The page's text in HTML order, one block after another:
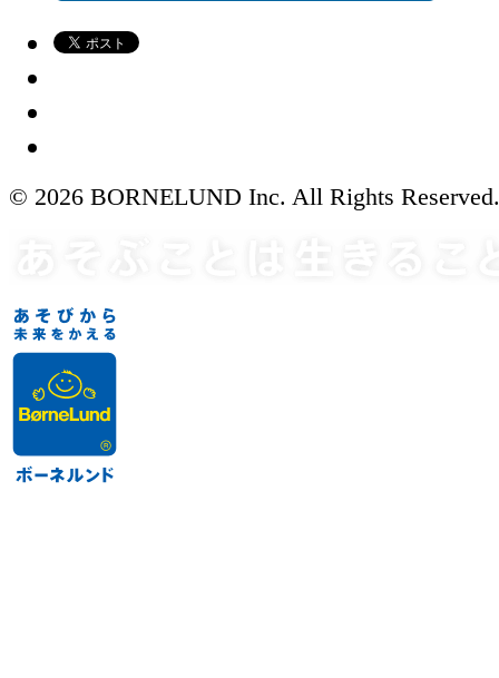
© 2026 BORNELUND Inc. All Rights Reserved.